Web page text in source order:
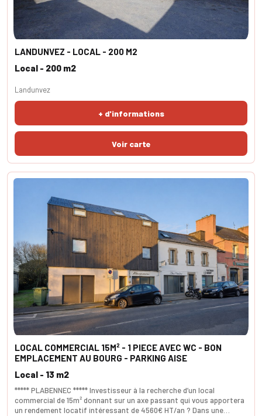
LANDUNVEZ - LOCAL - 200 M2
Local - 200 m2
+ d'informations
Landunvez
LOCAL COMMERCIAL 15M² - 1 PIECE AVEC WC - BON
EMPLACEMENT AU BOURG - PARKING AISE
***** PLABENNEC ***** Investisseur à la recherche d’un local
commercial de 15m² donnant sur un axe passant qui vous apportera
un rendement locatif intéressant de 4560€ HT/an ? Dans une
Local - 13 m2